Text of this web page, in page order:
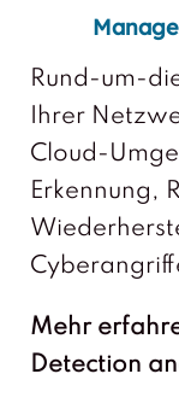
Rund-um-
Ihrer
Cloud-
Erkennung,
Mehr
Detection